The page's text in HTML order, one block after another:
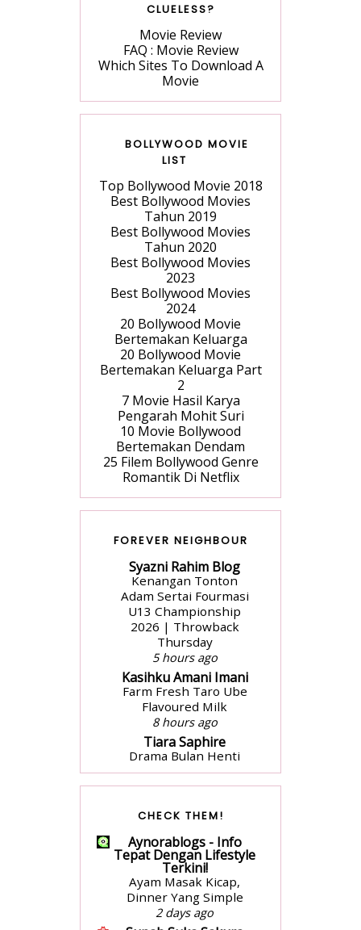
CLUELESS?
Movie Review
FAQ : Movie Review
Which Sites To Download A
Movie
BOLLYWOOD MOVIE
LIST
Top Bollywood Movie 2018
Best Bollywood Movies
Tahun 2019
Best Bollywood Movies
Tahun 2020
Best Bollywood Movies
2023
Best Bollywood Movies
2024
20 Bollywood Movie
Bertemakan Keluarga
20 Bollywood Movie
Bertemakan Keluarga Part
2
7 Movie Hasil Karya
Pengarah Mohit Suri
10 Movie Bollywood
Bertemakan Dendam
25 Filem Bollywood Genre
Romantik Di Netflix
FOREVER NEIGHBOUR
Syazni Rahim Blog
Kenangan Tonton
Adam Sertai Fourmasi
U13 Championship
2026 | Throwback
Thursday
5 hours ago
Kasihku Amani Imani
Farm Fresh Taro Ube
Flavoured Milk
8 hours ago
Tiara Saphire
Drama Bulan Henti
Bicara (Astro Ria)
2 days ago
Mesyuarat Badan
Kebajikan Sekolah
Agama dan
Penyampaian Hadiah
1 week ago
surayooo
Seikhlas Kasih Ahmad
CHECK THEM!
Aynorablogs - Info
Tepat Dengan Lifestyle
Terkini!
Ayam Masak Kicap,
Dinner Yang Simple
2 days ago